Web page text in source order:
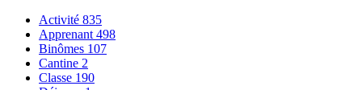
Activité 835
Apprenant 498
Binômes 107
Cantine 2
Classe 190